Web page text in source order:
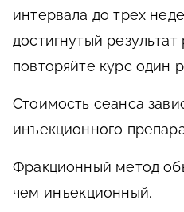
интервала до трех
достигнутый
повторяйте курс один
Стоимость сеанса
инъекционного
Фракционный метод
чем инъекционный.